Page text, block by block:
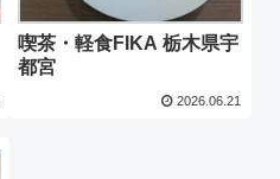
喫茶・軽食FIKA 栃木県宇
都宮
2026.06.21